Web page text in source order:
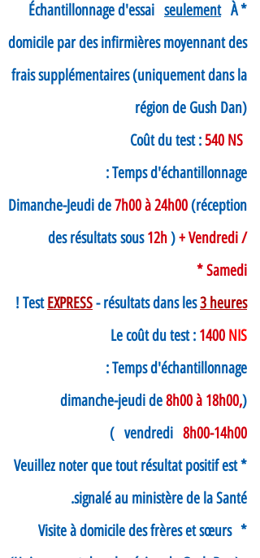
* Échantillonnage d'essai
seulement À
domicile par des infirmières moyennant des
frais supplémentaires (uniquement dans la
région de Gush Dan)
540 NS
Temps d'échantillonnage :
Dimanche-Jeudi de7h00 à 24h00(réception
des résultats sous 12h)+ Vendredi /
Samedi *
Test EXPRESS- résultats dans les3 heures
!
Le coût du test : 1400 NIS
Temps d'échantillonnage :
(dimanche-jeudi de
8h00 à 18h00,
vendredi 8h00-14h00
)
* Veuillez noter que tout résultat positif est
signalé au ministère de la Santé.
* Visite à domicile des frères et sœurs